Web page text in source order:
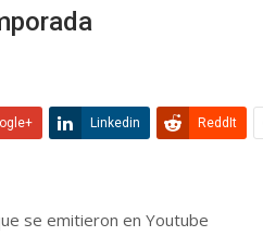
Linkedin ReddIt
se emitieron en Youtube